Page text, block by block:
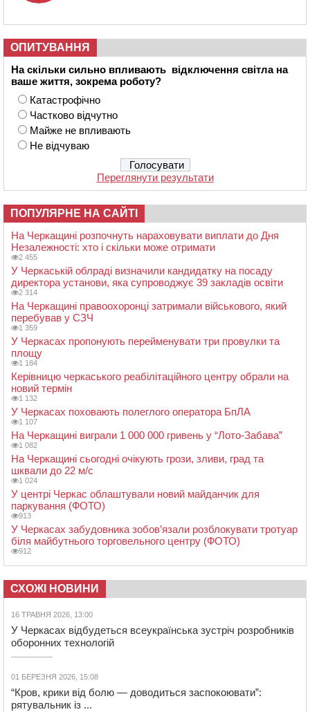
ОПИТУВАННЯ
На скільки сильно впливають відключення світла на
ваше життя, зокрема роботу?
Катастрофічно
Частково відчутно
Майже не впливають
Не відчуваю
Переглянути результати
ПОПУЛЯРНЕ НА САЙТІ
На Черкащині розпочнуть нараховувати виплати до Дня
Незалежності: хто і скільки може отримати
2 455
У Черкаській облраді визначили кандидатку на посаду
директора установи, яка супроводжує 39 закладів освіти
2 314
На Черкащині правоохоронці затримали військового, який
перебував у СЗЧ
1 359
У Черкасах пропонують перейменувати три провулки та
площу
1 184
Керівницю черкаського реабілітаційного центру обрали на
новий термін
1 132
У Черкасах поховають полеглого оператора БпЛА
1 107
На Черкащині виграли 1 000 000 гривень у “Лото-Забава”
1 082
На Черкащині сьогодні очікують грози, зливи, град та
шквали до 22 м/с
1 024
У центрі Черкас облаштували новий майданчик для
паркування (ФОТО)
913
У Черкасах забудовника зобов’язали розблокувати тротуар
біля майбутнього торговельного центру (ФОТО)
912
СХОЖІ НОВИНИ
16 ТРАВНЯ 2026, 13:00
У Черкасах відбудеться всеукраїнська зустріч розробників
оборонних технологій
01 БЕРЕЗНЯ 2026, 15:08
“Кров, крики від болю — доводиться заспокоювати”:
рятувальник із ...